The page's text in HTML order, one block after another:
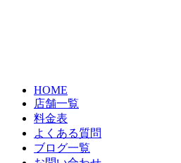
HOME
店舗一覧
料金表
よくある質問
ブログ一覧